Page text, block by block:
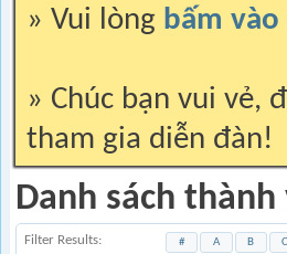
» Vui lòng bấm vào
» Chúc bạn vui vẻ,
tham gia diễn đàn!
Danh sách thành
Filter Results # A B C